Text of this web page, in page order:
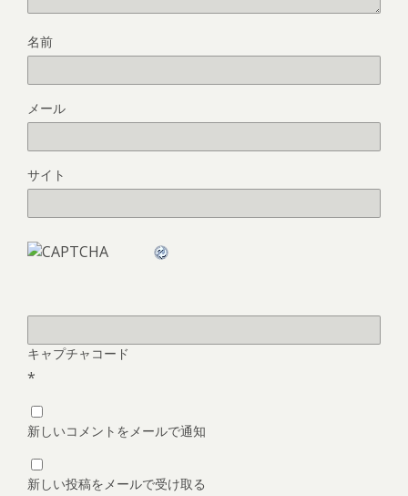
名前
メール
サイト
キャプチャコード
*
新しいコメントをメールで通知
新しい投稿をメールで受け取る